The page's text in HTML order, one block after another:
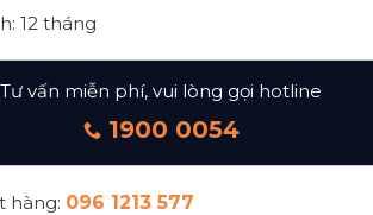
12 tháng
Tư vấn miễn phí, vui lòng gọi hotline
1900 0054
hàng: 096 1213 577